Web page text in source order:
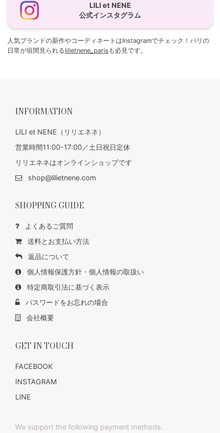
LILI et NENE
公式インスタグラム
人気ブランドの新作やコーディネートはInstagramでチェック！パリの
日常が垣間見られるlilietnene_paris も必見です。
INFORMATION
LILI et NENE（リリエネネ）
営業時間11:00-17:00／土日祝日定休
リリエネネはオンラインショップです
shop@lilietnene.com
SHOPPING GUIDE
よくあるご質問
送料とお支払い方法
返品について
個人情報保護方針・個人情報の取扱い
特定商取引法に基づく表示
パスワードをお忘れの場合
会社概要
GET IN TOUCH
FACEBOOK
INSTAGRAM
LINE
We support the following payment methods.